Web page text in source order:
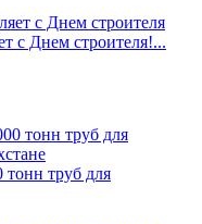
с Днем строителя!...
тонн труб для